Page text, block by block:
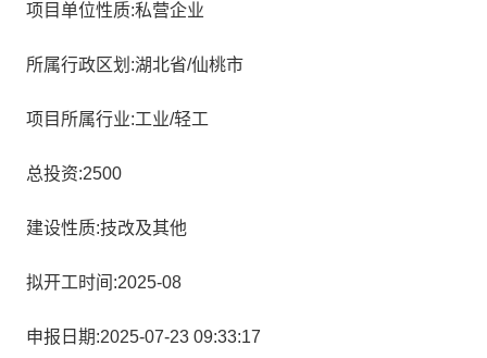
项目单位性质:私营企业
所属行政区划:湖北省/仙桃市
项目所属行业:工业/轻工
总投资:2500
建设性质:技改及其他
拟开工时间:2025-08
申报日期:2025-07-23 09:33:17